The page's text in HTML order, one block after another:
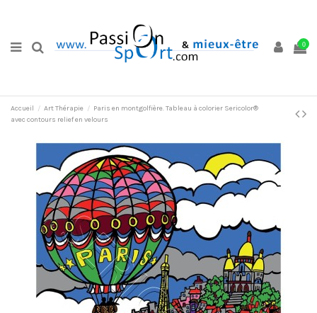
0
Accueil Art Thérapie
Paris en montgolfière. Tableau à colorier Sericolor®
avec contours relief en velours